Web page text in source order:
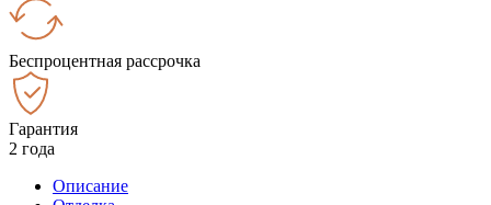
Беспроцентная рассрочка
Гарантия
2 года
Описание